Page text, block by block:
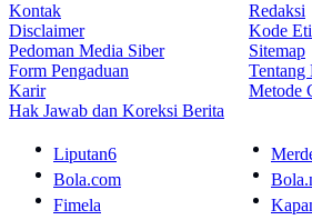
Kontak
Redaksi
Disclaimer
Kode
Pedoman Media Siber
Sitemap
Form Pengaduan
Tentang
Karir
Metode
Hak Jawab dan Koreksi Berita
Liputan6
Bola.com
Fimela